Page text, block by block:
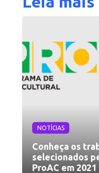
NOTÍCIAS
Conheça os
selecionados
ProAC em 2021